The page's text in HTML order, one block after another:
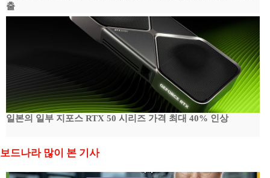
출
일본의 일부 지포스 RTX 50 시리즈 가격 최대 40% 인상
보드나라 많이 본 기사